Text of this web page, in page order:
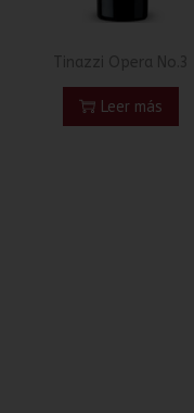
Leer más